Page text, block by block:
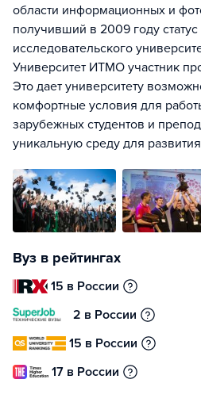
области информационных и
получивший в 2009 году
исследовательского
Университет ИТМО участник
Это дает университету
комфортные условия для
зарубежных студентов и
уникальную среду для
Вуз в рейтингах
15 в России
2 в России
15 в России
17 в России